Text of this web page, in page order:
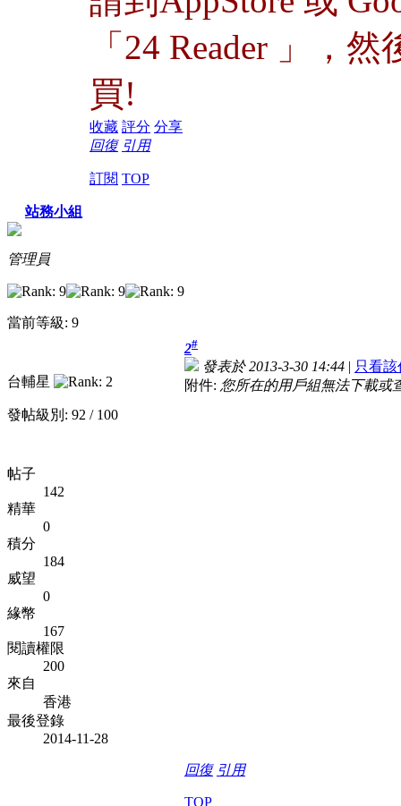
「24 Reader 」，
買!
收藏 評分 分享
回復 引用
訂閱 TOP
站務小組
管理員
當前等級: 9
台輔星
發帖級別: 92 / 100
帖子
142
精華
0
積分
184
威望
0
緣幣
167
閱讀權限
200
來自
香港
最後登錄
2014-11-28
2#
發表於 2013-3-30 14:44 | 只看該
附件: 您所在的用戶組無法下載或
回復 引用
TOP